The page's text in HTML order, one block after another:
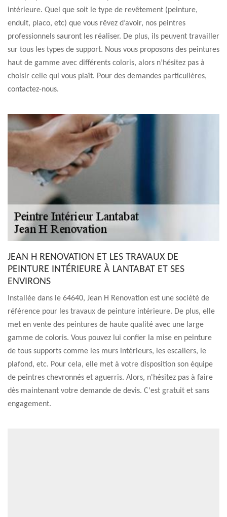
intérieure. Quel que soit le type de revêtement (peinture,
enduit, placo, etc) que vous rêvez d’avoir, nos peintres
professionnels sauront les réaliser. De plus, ils peuvent travailler
sur tous les types de support. Nous vous proposons des peintures
haut de gamme avec différents coloris, alors n’hésitez pas à
choisir celle qui vous plaît. Pour des demandes particulières,
contactez-nous.
JEAN H RENOVATION ET LES TRAVAUX DE
PEINTURE INTÉRIEURE À LANTABAT ET SES
ENVIRONS
Installée dans le 64640, Jean H Renovation est une société de
référence pour les travaux de peinture intérieure. De plus, elle
met en vente des peintures de haute qualité avec une large
gamme de coloris. Vous pouvez lui confier la mise en peinture
de tous supports comme les murs intérieurs, les escaliers, le
plafond, etc. Pour cela, elle met à votre disposition son équipe
de peintres chevronnés et aguerris. Alors, n'hésitez pas à faire
dès maintenant votre demande de devis. C'est gratuit et sans
engagement.